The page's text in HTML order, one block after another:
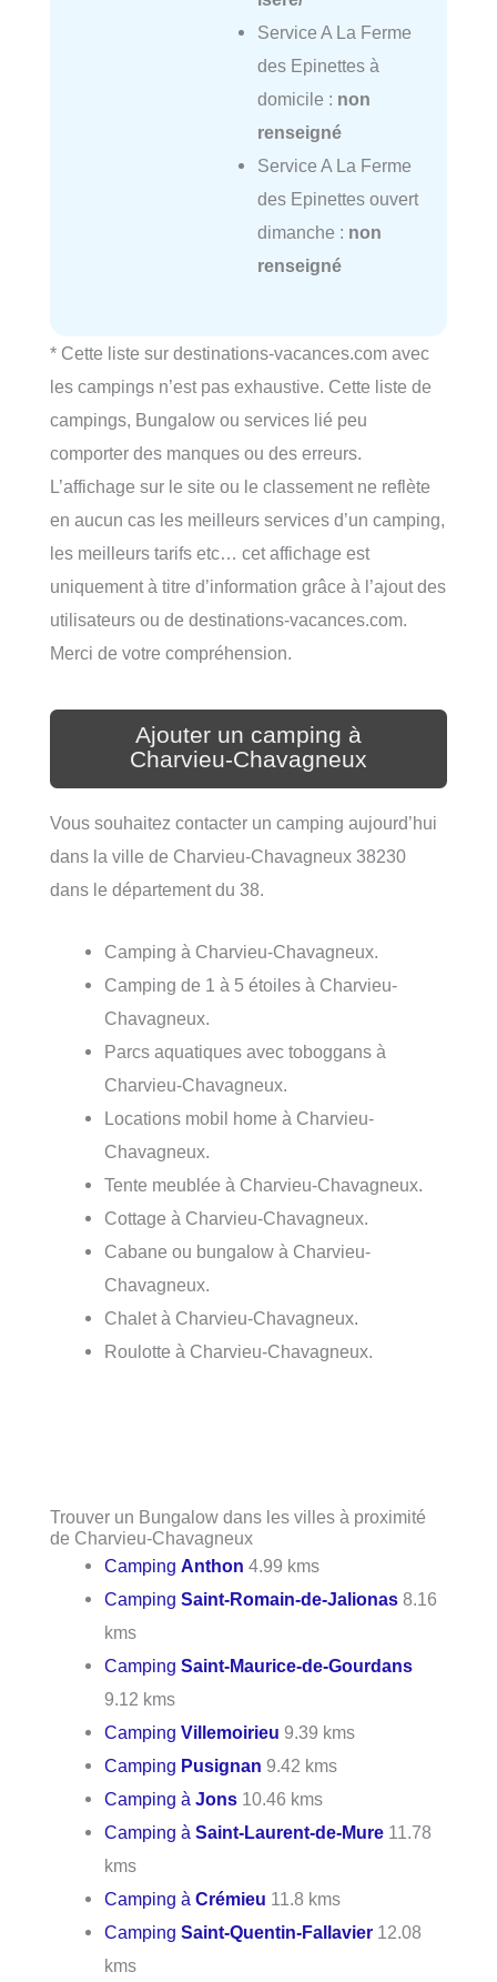
Service A La Ferme
des Epinettes à
domicile : non
renseigné
Service A La Ferme
des Epinettes ouvert
dimanche : non
renseigné
* Cette liste sur destinations-vacances.com avec
les campings n’est pas exhaustive. Cette liste de
campings, Bungalow ou services lié peu
comporter des manques ou des erreurs.
L’affichage sur le site ou le classement ne reflète
en aucun cas les meilleurs services d’un camping,
les meilleurs tarifs etc… cet affichage est
uniquement à titre d’information grâce à l’ajout des
utilisateurs ou de destinations-vacances.com.
Merci de votre compréhension.
Ajouter un camping à
Charvieu-Chavagneux
Vous souhaitez contacter un camping aujourd’hui
dans la ville de Charvieu-Chavagneux 38230
dans le département du 38.
Camping à Charvieu-Chavagneux.
Camping de 1 à 5 étoiles à Charvieu-
Chavagneux.
Parcs aquatiques avec toboggans à
Charvieu-Chavagneux.
Locations mobil home à Charvieu-
Chavagneux.
Tente meublée à Charvieu-Chavagneux.
Cottage à Charvieu-Chavagneux.
Cabane ou bungalow à Charvieu-
Chavagneux.
Chalet à Charvieu-Chavagneux.
Roulotte à Charvieu-Chavagneux.
Trouver un Bungalow dans les villes à proximité
de Charvieu-Chavagneux
CampingAnthon 4.99 kms
CampingSaint-Romain-de-Jalionas 8.16
kms
CampingSaint-Maurice-de-Gourdans
9.12 kms
CampingVillemoirieu 9.39 kms
Camping Pusignan 9.42 kms
Camping àJons 10.46 kms
Camping àSaint-Laurent-de-Mure 11.78
kms
Camping àCrémieu 11.8 kms
CampingSaint-Quentin-Fallavier 12.08
kms